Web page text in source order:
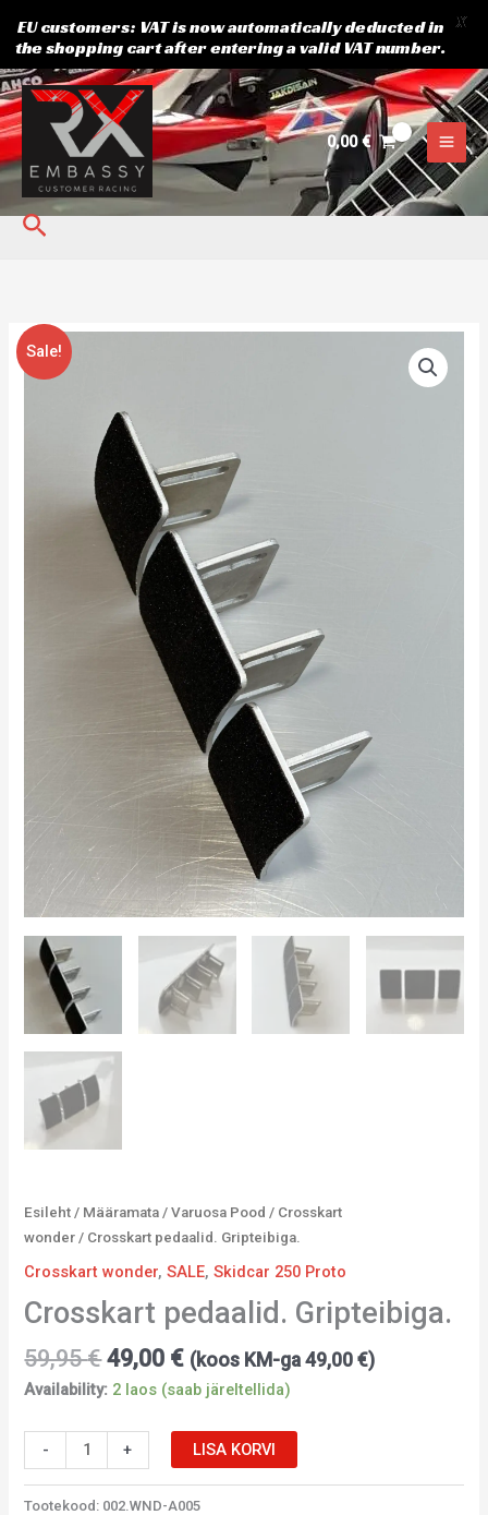
Skip
to
content
0,00€
Search
Sale!
Esileht / Määramata /Varuosa Pood / Crosskart
wonder / Crosskart pedaalid. Gripteibiga.
Crosskart wonder,SALE,Skidcar 250 Proto
Crosskart pedaalid. Gripteibiga.
59,95€
59,95 €.
49,00 € (koos KM-ga49,00€)
Availability: 2 laos (saab järeltellida)
-
Crosskart
pedaalid.
+ LISA KORVI
Tootekood: 002.WND-A005
EU customers: VAT is now automatically deducted in
the shopping cart after entering a valid VAT number.
X